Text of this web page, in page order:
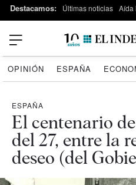
Destacamos: Últimas noticias Aída
OPINIÓN ESPAÑA
ESPAÑA
El centenario
del 27, entre la
deseo (del